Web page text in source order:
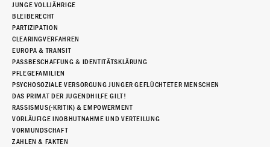
JUNGE VOLLJÄHRIGE
BLEIBERECHT
PARTIZIPATION
CLEARINGVERFAHREN
EUROPA & TRANSIT
PASSBESCHAFFUNG & IDENTITÄTSKLÄRUNG
PFLEGEFAMILIEN
PSYCHOSOZIALE VERSORGUNG JUNGER GEFLÜCHTETER MENSCHEN
DAS PRIMAT DER JUGENDHILFE GILT!
RASSISMUS(-KRITIK) & EMPOWERMENT
VORLÄUFIGE INOBHUTNAHME UND VERTEILUNG
VORMUNDSCHAFT
ZAHLEN & FAKTEN